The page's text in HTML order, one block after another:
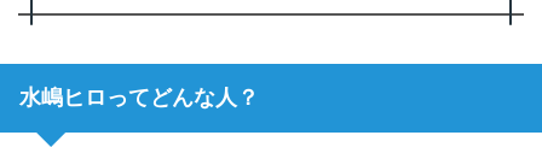
水嶋ヒロってどんな人？